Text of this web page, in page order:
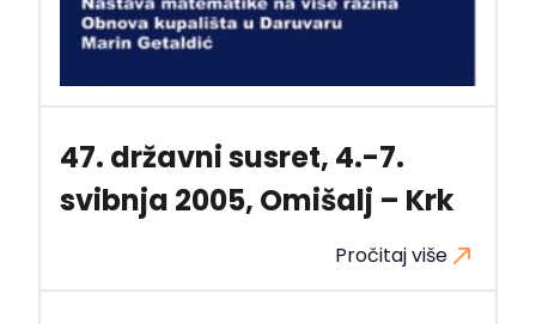
47. državni susret, 4.-7.
svibnja 2005, Omišalj – Krk
Pročitaj više